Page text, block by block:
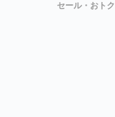
セール・おトク